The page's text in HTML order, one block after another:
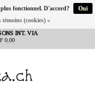
INT. VIA
0,00
plus fonctionnel. D'accord?
Oui
(cookies) »